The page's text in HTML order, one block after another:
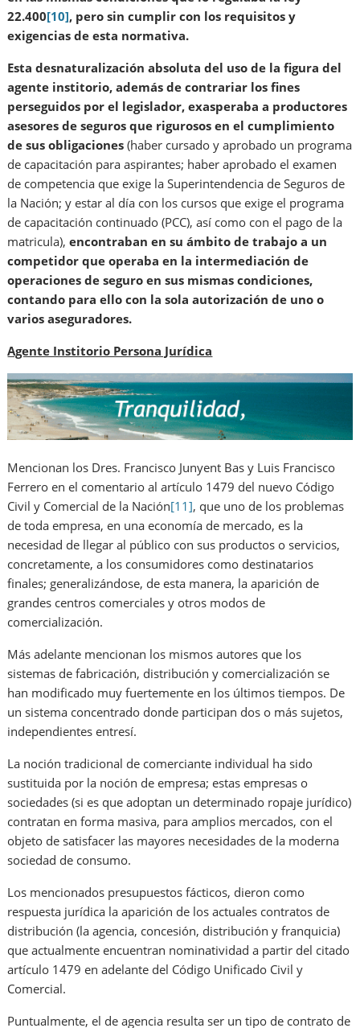
22.400[10], pero sin cumplir con los requisitos y
exigencias de esta normativa.
Esta desnaturalización absoluta del uso de la figura del
agente institorio, además de contrariar los fines
perseguidos por el legislador, exasperaba a productores
asesores de seguros que rigurosos en el cumplimiento
de sus obligaciones(haber cursado y aprobado un programa
de capacitación para aspirantes; haber aprobado el examen
de competencia que exige la Superintendencia de Seguros de
la Nación; y estar al día con los cursos que exige el programa
de capacitación continuado (PCC), así como con el pago de la
matricula),encontraban en su ámbito de trabajo a un
competidor que operaba en la intermediación de
operaciones de seguro en sus mismas condiciones,
contando para ello con la sola autorización de uno o
varios aseguradores.
Agente Institorio Persona Jurídica
Mencionan los Dres. Francisco Junyent Bas y Luis Francisco
Ferrero en el comentario al artículo 1479 del nuevo Código
Civil y Comercial de la Nación[11], que uno de los problemas
de toda empresa, en una economía de mercado, es la
necesidad de llegar al público con sus productos o servicios,
concretamente, a los consumidores como destinatarios
finales; generalizándose, de esta manera, la aparición de
grandes centros comerciales y otros modos de
comercialización.
Más adelante mencionan los mismos autores que los
sistemas de fabricación, distribución y comercialización se
han modificado muy fuertemente en los últimos tiempos. De
un sistema concentrado donde participan dos o más sujetos,
independientes entresí.
La noción tradicional de comerciante individual ha sido
sustituida por la noción de empresa; estas empresas o
sociedades (si es que adoptan un determinado ropaje jurídico)
contratan en forma masiva, para amplios mercados, con el
objeto de satisfacer las mayores necesidades de la moderna
sociedad de consumo.
Los mencionados presupuestos fácticos, dieron como
respuesta jurídica la aparición de los actuales contratos de
distribución (la agencia, concesión, distribución y franquicia)
que actualmente encuentran nominatividad a partir del citado
artículo 1479 en adelante del Código Unificado Civil y
Comercial.
Puntualmente, el de agencia resulta ser un tipo de contrato de